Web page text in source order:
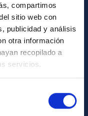
compartimos
sitio web con
publicidad y análisis
otra información
recopilado a
servicios.